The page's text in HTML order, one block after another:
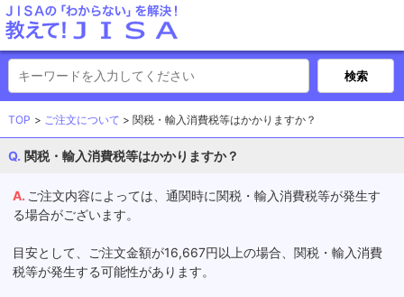
TOP ご注文について 関税・輸入消費税等はかかりますか？
関税・輸入消費税等はかかりますか？
ご注文内容によっては、通関時に関税・輸入消費税等が発生す
る場合がございます。
目安として、ご注文金額が16,667円以上の場合、関税・輸入消費
税等が発生する可能性があります。